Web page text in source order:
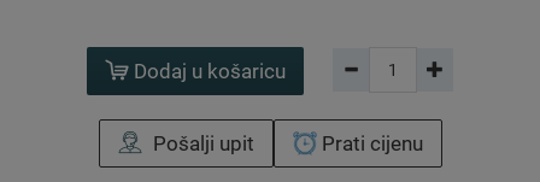
Dodaj u košaricu
Pošalji upit Prati cijenu